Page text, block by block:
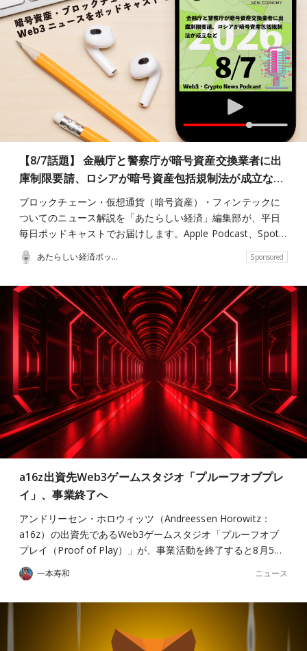
【8/7話題】 金融庁と警察庁が暗号資産交換業者に出
庫制限要請、ロシアが暗号資産包括規制法が成立な…
ブロックチェーン・仮想通貨（暗号資産）・フィンテックに
ついてのニュース解説を「あたらしい経済」編集部が、平日
毎日ポッドキャストでお届けします。Apple Podcast、Spot…
あたらしい経済ポッドキャスト Sponsored
a16z出資先Web3ゲームスタジオ「プルーフオブプレ
イ」、事業終了へ
アンドリーセン・ホロウィッツ（Andreessen Horowitz：
a16z）の出資先であるWeb3ゲームスタジオ「プルーフオブ
プレイ（Proof of Play）」が、事業活動を終了すると8月5…
一本寿和 ニュース